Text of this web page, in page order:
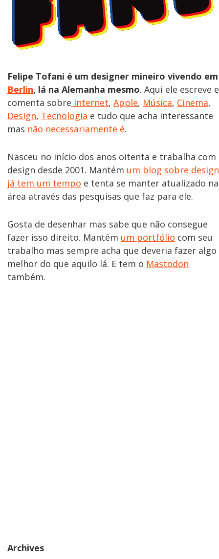
Felipe Tofani é um designer mineiro vivendo em
Berlin, lá na Alemanha mesmo. Aqui ele escreve e
comenta sobre Internet, Apple, Música, Cinema,
Design, Tecnologia e tudo que acha interessante
mas não necessariamente é.
Nasceu no início dos anos oitenta e trabalha com
design desde 2001. Mantém um blog sobre design
já tem um tempo e tenta se manter atualizado na
área através das pesquisas que faz para ele.
Gosta de desenhar mas sabe que não consegue
fazer isso direito. Mantém um portfólio com seu
trabalho mas sempre acha que deveria fazer algo
melhor do que aquilo lá. E tem o Mastodon
também.
Archives